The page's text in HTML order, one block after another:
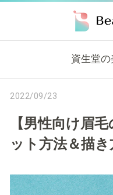
資生堂
2022/09/23
【男性向け眉
ット方法＆描